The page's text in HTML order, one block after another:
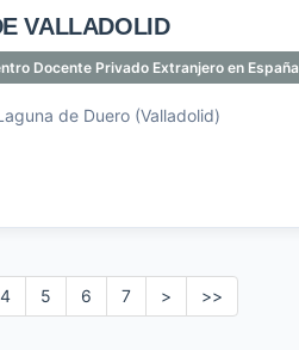
VALLADOLID
Docente Privado Extranjero en España
de Duero (Valladolid)
4 5 6 7 > >>